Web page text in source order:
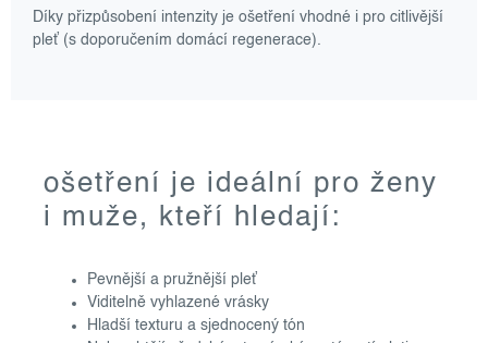
Díky přizpůsobení intenzity je ošetření vhodné i pro citlivější
pleť (s doporučením domácí regenerace).
ošetření je ideální pro ženy
i muže, kteří hledají:
Pevnější a pružnější pleť
Viditelně vyhlazené vrásky
Hladší texturu a sjednocený tón